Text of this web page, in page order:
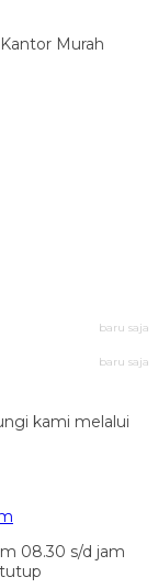
Murah
baru saja
baru saja
kami melalui
08.30 s/d jam